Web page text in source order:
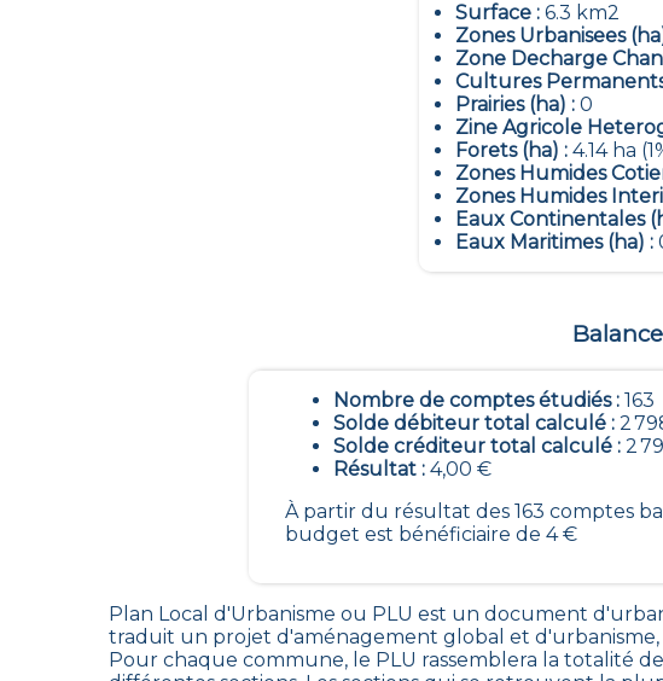
Surface : 6.3 km2
Zones Urbanisees
Zone Decharge
Cultures
Prairies (ha) : 0
Zine Agricole
Forets (ha) : 4.14 ha
Zones Humides
Zones Humides
Eaux Continentales
Eaux Maritimes (ha) :
Nombre de comptes étudiés :163
Solde débiteur total calculé :2
Solde créditeur total calculé :2
Résultat :4,00 €
À partir du résultat des 163 comptes
budget est bénéficiaire de 4 €
Plan Local d'Urbanisme ou PLU est un document
traduit un projet d'aménagement global et
Pour chaque commune, le PLU rassemblera la totalité